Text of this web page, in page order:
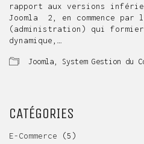
rapport aux versions
Joomla 2, en commence par
(administration) qui
dynamique,…
Joomla, System Gestion du
CATÉGORIES
E-Commerce (5)